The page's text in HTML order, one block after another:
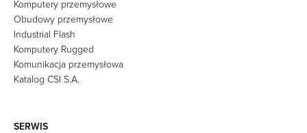
Komputery przemysłowe
Obudowy przemysłowe
Industrial Flash
Komputery Rugged
Komunikacja przemysłowa
Katalog CSI S.A.
SERWIS